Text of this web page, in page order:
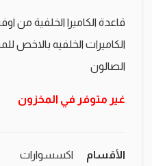
قاعدة الكاميرا الخلفية
الكاميرات الخلفيه بالاخص
الصالون
غير متوفر في المخزون
الأقسام اكسسوارات